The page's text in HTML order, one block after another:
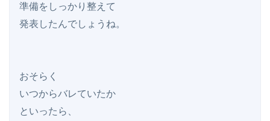
準備をしっかり整えて
発表したんでしょうね。
おそらく
いつからバレていたか
といったら、